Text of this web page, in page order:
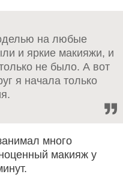
на любые
и яркие макияжи, и
не было. А вот
я начала только
много
макияж у